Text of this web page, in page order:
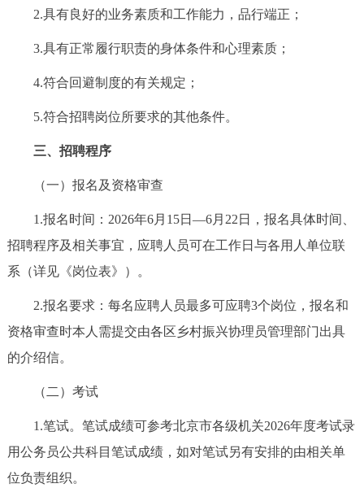
走进北京
北京概况 十六区概览 人文北京
ENGLISH
DEUTSCH FRANÇAIS РУССКИЙ ЯЗЫК
ESPAÑOL
ITALIANO
2.具有良好的业务素质和工作能力，品行端正；
3.具有正常履行职责的身体条件和心理素质；
4.符合回避制度的有关规定；
5.符合招聘岗位所要求的其他条件。
三、招聘程序
（一）报名及资格审查
1.报名时间：2026年6月15日—6月22日，报名具体时间、
招聘程序及相关事宜，应聘人员可在工作日与各用人单位联
系（详见《岗位表》）。
2.报名要求：每名应聘人员最多可应聘3个岗位，报名和
资格审查时本人需提交由各区乡村振兴协理员管理部门出具
的介绍信。
（二）考试
1.笔试。笔试成绩可参考北京市各级机关2026年度考试录
用公务员公共科目笔试成绩，如对笔试另有安排的由相关单
位负责组织。